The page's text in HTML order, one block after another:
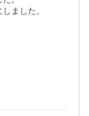
ました。